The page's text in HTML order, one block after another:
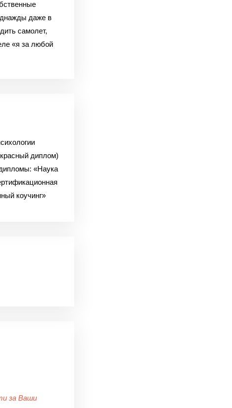
даже в
самолет,
«я за любой
диплом)
«Наука
коучинг»
за Ваши